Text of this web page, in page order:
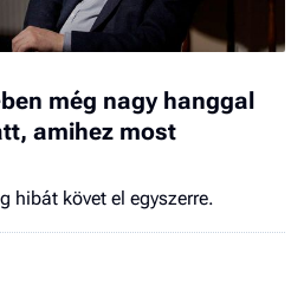
még nagy hanggal
amihez most
hibát követ el egyszerre.